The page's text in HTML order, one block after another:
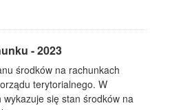
- 2023
środków na rachunkach
terytorialnego. W
się stan środków na